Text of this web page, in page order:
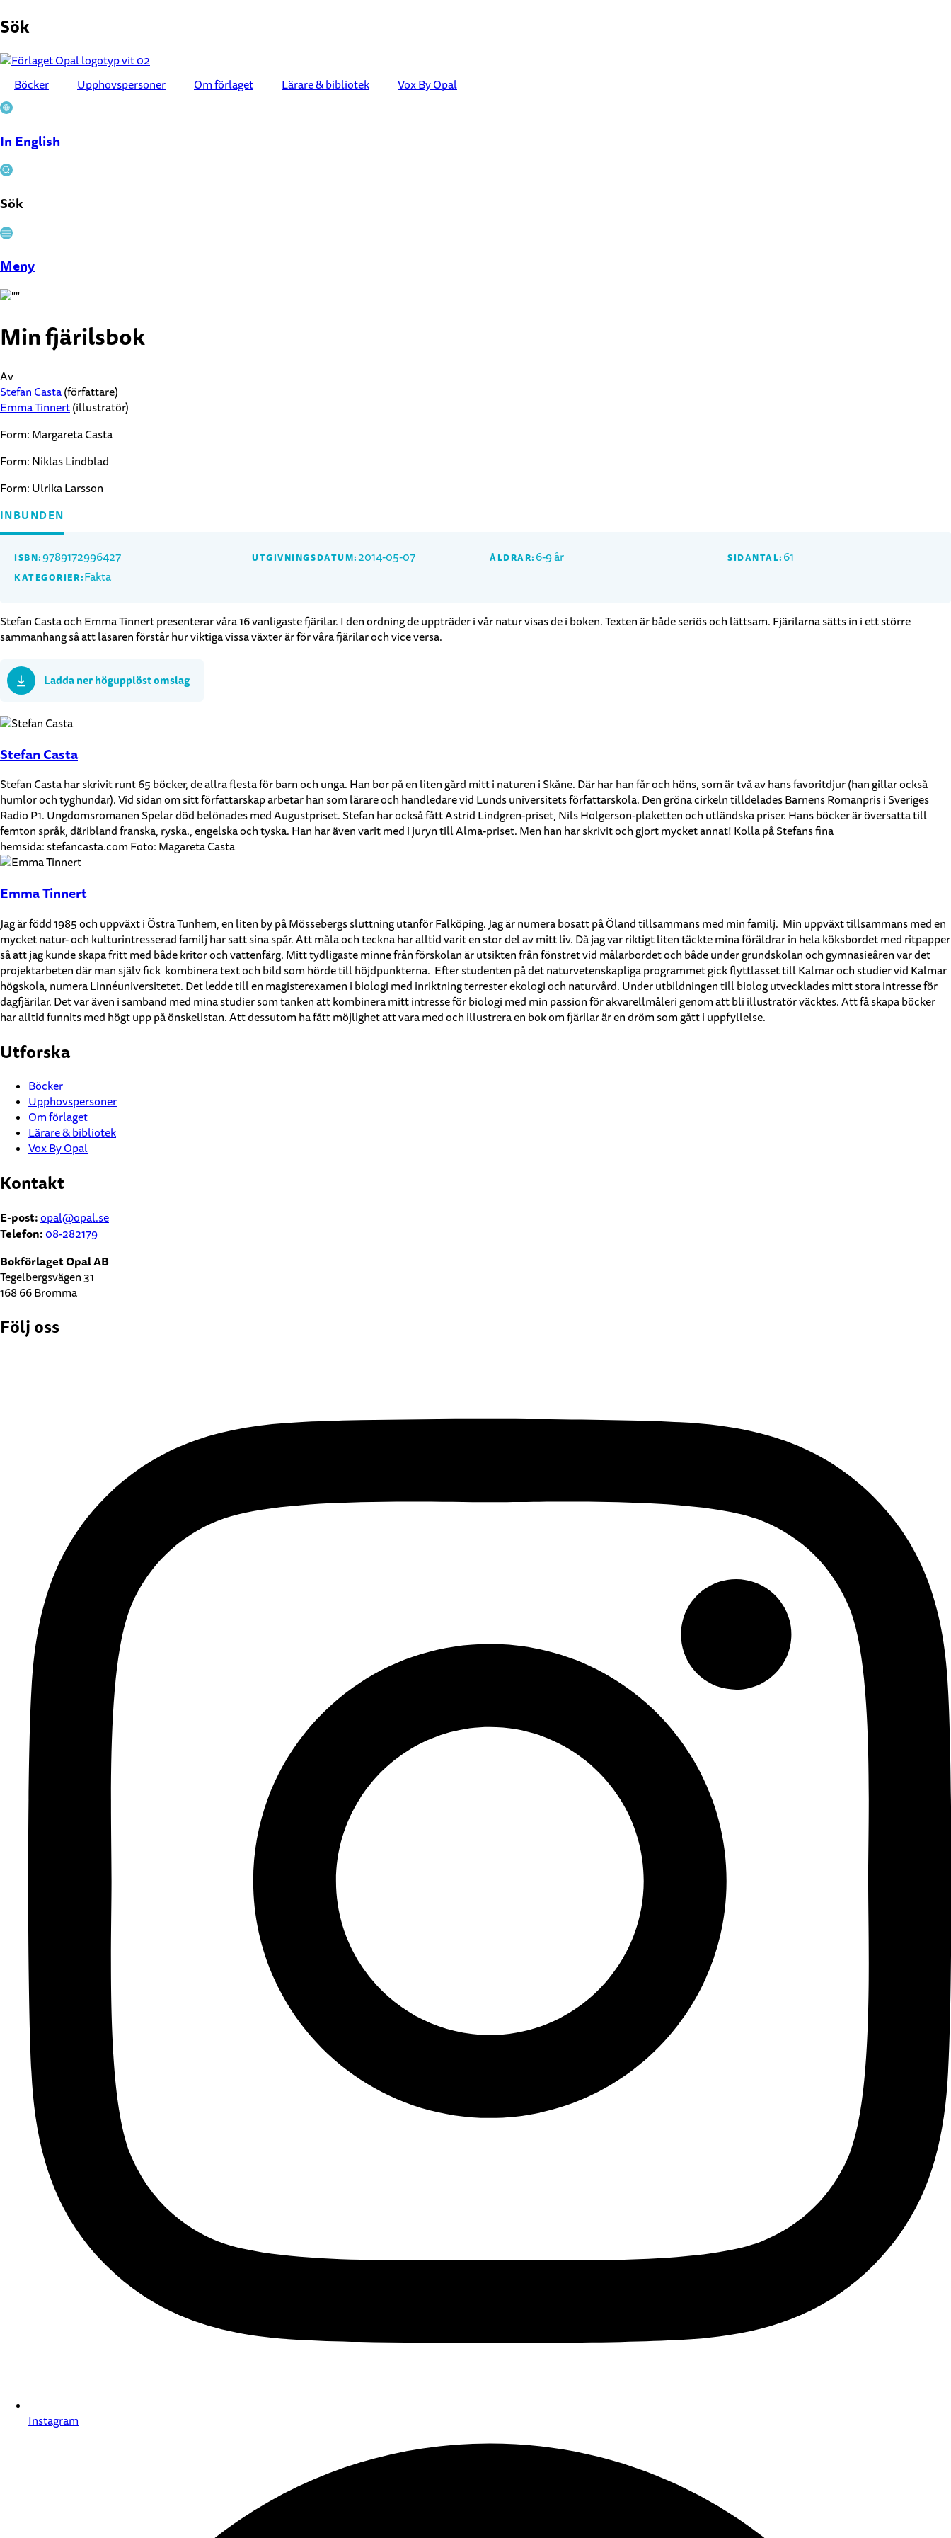
till
Sök
Böcker Upphovspersoner Om förlaget Lärare & bibliotek Vox By Opal
In English
Sök
Stäng
Meny
Min fjärilsbok
Av
Stefan Casta(författare)
Emma Tinnert(illustratör)
Form: Margareta Casta
Form: Niklas Lindblad
Form: Ulrika Larsson
INBUNDEN
ISBN:9789172996427 UTGIVNINGSDATUM: 2014-05-07 ÅLDRAR: 6-9 år SIDANTAL: 61
KATEGORIER:Fakta
Stefan Casta och Emma Tinnert presenterar våra 16 vanligaste fjärilar. I den ordning de uppträder i vår natur visas de i boken. Texten är både seriös och lättsam. Fjärilarna sätts in i ett större
sammanhang så att läsaren förstår hur viktiga vissa växter är för våra fjärilar och vice versa.
Ladda ner högupplöst omslag
Stefan Casta
Stefan Casta har skrivit runt 65 böcker, de allra flesta för barn och unga. Han bor på en liten gård mitt i naturen i Skåne. Där har han får och höns, som är två av hans favoritdjur (han gillar också
humlor och tyghundar). Vid sidan om sitt författarskap arbetar han som lärare och handledare vid Lunds universitets författarskola. Den gröna cirkeln tilldelades Barnens Romanpris i Sveriges
Radio P1. Ungdomsromanen Spelar död belönades med Augustpriset. Stefan har också fått Astrid Lindgren-priset, Nils Holgerson-plaketten och utländska priser. Hans böcker är översatta till
femton språk, däribland franska, ryska., engelska och tyska. Han har även varit med i juryn till Alma-priset. Men han har skrivit och gjort mycket annat! Kolla på Stefans fina
hemsida: stefancasta.com Foto: Magareta Casta
Emma Tinnert
Jag är född 1985 och uppväxt i Östra Tunhem, en liten by på Mössebergs sluttning utanför Falköping. Jag är numera bosatt på Öland tillsammans med min familj. Min uppväxt tillsammans med en
mycket natur- och kulturintresserad familj har satt sina spår. Att måla och teckna har alltid varit en stor del av mitt liv. Då jag var riktigt liten täckte mina föräldrar in hela köksbordet med ritpapper
så att jag kunde skapa fritt med både kritor och vattenfärg. Mitt tydligaste minne från förskolan är utsikten från fönstret vid målarbordet och både under grundskolan och gymnasieåren var det
projektarbeten där man själv fick kombinera text och bild som hörde till höjdpunkterna. Efter studenten på det naturvetenskapliga programmet gick flyttlasset till Kalmar och studier vid Kalmar
högskola, numera Linnéuniversitetet. Det ledde till en magisterexamen i biologi med inriktning terrester ekologi och naturvård. Under utbildningen till biolog utvecklades mitt stora intresse för
dagfjärilar. Det var även i samband med mina studier som tanken att kombinera mitt intresse för biologi med min passion för akvarellmåleri genom att bli illustratör väcktes. Att få skapa böcker
har alltid funnits med högt upp på önskelistan. Att dessutom ha fått möjlighet att vara med och illustrera en bok om fjärilar är en dröm som gått i uppfyllelse.
Utforska
Böcker
Upphovspersoner
Om förlaget
Lärare & bibliotek
Vox By Opal
Kontakt
E-post:opal@opal.se
Telefon:08-282179
Bokförlaget Opal AB
Tegelbergsvägen 31
168 66 Bromma
Följ oss
Instagram